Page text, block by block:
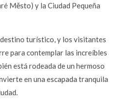
Město) y la Ciudad Pequeña
turístico, y los visitantes
para contemplar las increíbles
está rodeada de un hermoso
en una escapada tranquila